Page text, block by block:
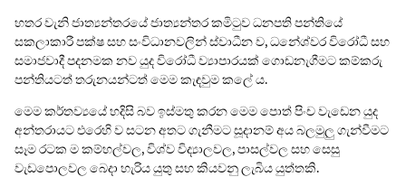
හතර වැනි ජාත්‍යන්තරයේ ජාත්‍යන්තර කමිටුව ධනපති පන්තියේ
සකලාකාරී පක්ෂ සහ සංවිධානවලින් ස්වාධීන ව, ධනේශ්වර විරෝධී සහ
සමාජවාදී පදනමක නව යුද විරෝධී ව්‍යාපාරයක් ගොඩනැගීමට කම්කරු
පන්තියටත් තරුනයන්ටත් මෙම කැඳවුම කලේ ය.
මෙම කර්තව්‍යයේ හදිසි බව ඉස්මතු කරන මෙම පොත් පිංච වැඩෙන යුද
අන්තරායට එරෙහි ව සටන අතට ගැනීමට සූදානම් අය බලමුලු ගැන්වීමට
සෑම රටක ම කම්හල්වල, විශ්ව විද්‍යාලවල, පාසල්වල සහ සෙසු
වැඩපොලවල බෙදා හැරිය යුතු සහ කියවනු ලැබිය යුත්තකි.